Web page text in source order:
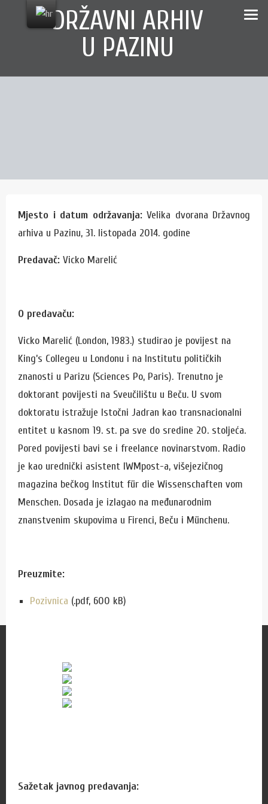
DRŽAVNI ARHIV
U PAZINU
Mjesto i datum održavanja:Velika dvorana Državnog
arhiva u Pazinu, 31. listopada 2014. godine
Predavač: Vicko Marelić
O predavaču:
Vicko Marelić (London, 1983.) studirao je povijest na
King’s Collegeu u Londonu i na Institutu političkih
znanosti u Parizu (Sciences Po, Paris). Trenutno je
doktorant povijesti na Sveučilištu u Beču. U svom
doktoratu istražuje Istočni Jadran kao transnacionalni
entitet u kasnom 19. st. pa sve do sredine 20. stoljeća.
Pored povijesti bavi se i freelance novinarstvom. Radio
je kao urednički asistent IWMpost-a, višejezičnog
magazina bečkog Institut für die Wissenschaften vom
Menschen. Dosada je izlagao na međunarodnim
znanstvenim skupovima u Firenci, Beču i Münchenu.
Preuzmite:
Pozivnica (.pdf, 600 kB)
Sažetak javnog predavanja:
Zamolba za izdavanje preslika
Cjenik naknada
Pon, uto, čet, pet: od 8:00 do 14:00 sati